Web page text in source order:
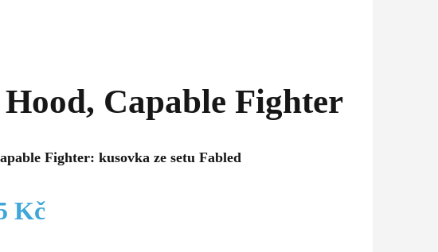
Capable Fighter
Fighter: kusovka ze setu Fabled
KčRozpětí